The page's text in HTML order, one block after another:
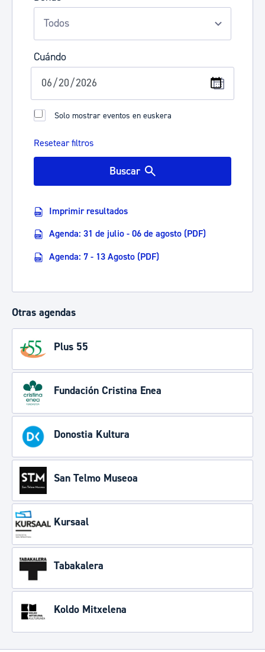
Cuándo
Solo mostrar eventos en euskera
Resetear filtros
Buscar
Imprimir resultados
Agenda: 31 de julio - 06 de agosto (PDF)
Agenda: 7 - 13 Agosto (PDF)
Otras agendas
Plus 55
Fundación Cristina Enea
Donostia Kultura
San Telmo Museoa
Kursaal
Tabakalera
Koldo Mitxelena